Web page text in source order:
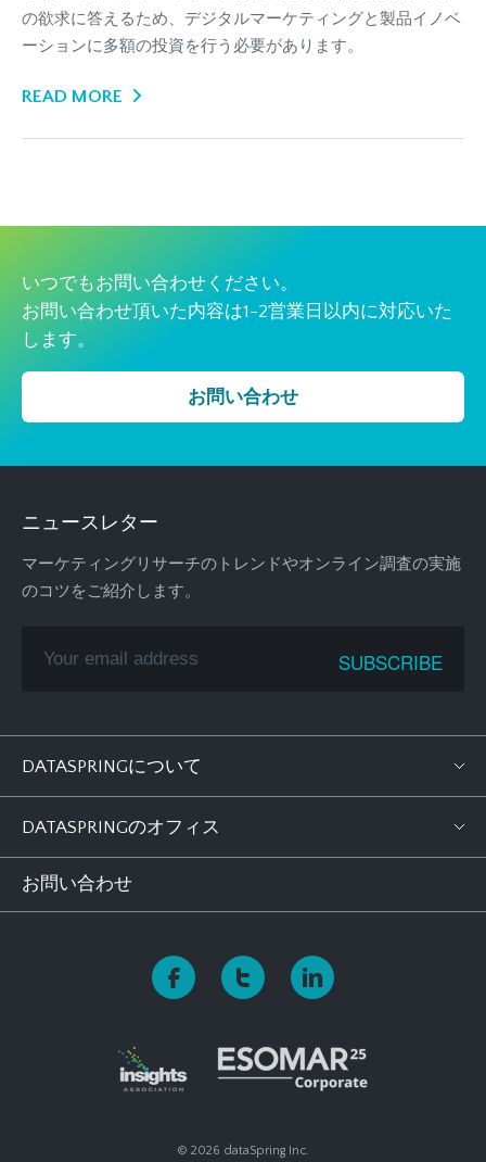
の欲求に答えるため、デジタルマーケティングと製品イノベ
ーションに多額の投資を行う必要があります。
READ MORE
いつでもお問い合わせください。
お問い合わせ頂いた内容は1-2営業日以内に対応いた
します。
お問い合わせ
ニュースレター
マーケティングリサーチのトレンドやオンライン調査の実施
のコツをご紹介します。
DATASPRINGについて
DATASPRINGのオフィス
お問い合わせ
© 2026 dataSpring Inc.